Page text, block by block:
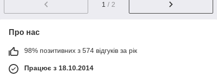
1 / 2
Про нас
98% позитивних з 574 відгуків за рік
Працює з 18.10.2014